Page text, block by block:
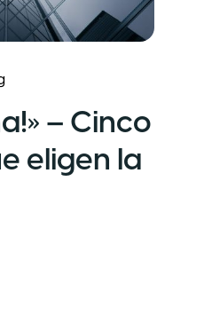
– Cinco
eligen la